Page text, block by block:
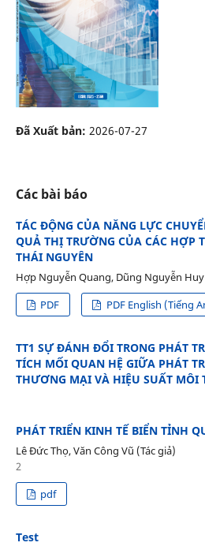
Đã Xuất bản: 2026-07-27
Các bài báo
TÁC ĐỘNG CỦA NĂNG LỰC
QUẢ THỊ TRƯỜNG CỦA CÁC HỢP
THÁI NGUYÊN
Hợp Nguyễn Quang, Dũng Nguyễn Huy
PDF
PDF English (Tiếng
TT1 SỰ ĐÁNH ĐỔI TRONG PHÁT
TÍCH MỐI QUAN HỆ GIỮA PHÁT
THƯƠNG MẠI VÀ HIỆU SUẤT MÔI
PHÁT TRIỂN KINH TẾ BIỂN TỈNH
Lê Đức Thọ, Văn Công Vũ (Tác giả)
2
pdf
Test